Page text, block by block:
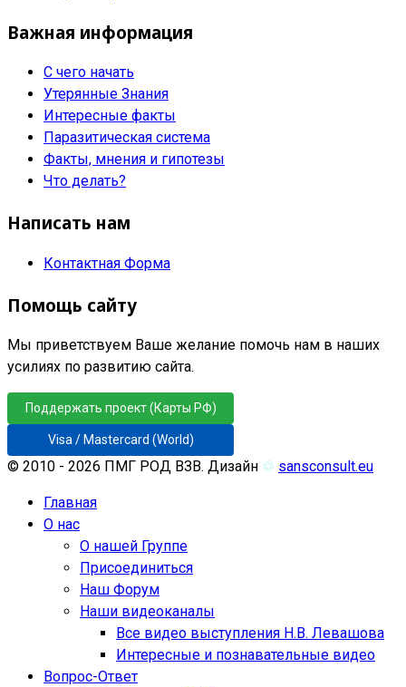
Важная информация
С чего начать
Утерянные Знания
Интересные факты
Паразитическая система
Факты, мнения и гипотезы
Что делать?
Написать нам
Контактная Форма
Помощь сайту
Мы приветствуем Ваше желание помочь нам в наших
усилиях по развитию сайта.
Поддержать проект (Карты РФ)
Visa / Mastercard (World)
© 2010 - 2026 ПМГ РОД ВЗВ. Дизайн ♲ sansconsult.eu
Главная
О нас
О нашей Группе
Присоединиться
Наш Форум
Наши видеоканалы
Все видео выступления Н.В. Левашова
Интересные и познавательные видео
Вопрос-Ответ